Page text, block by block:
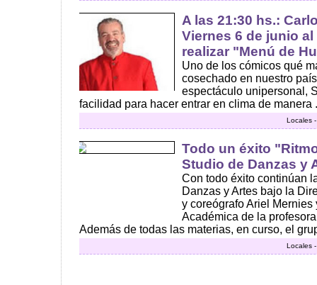
A las 21:30 hs.:
Viernes 6 de junio
realizar "Menú de
Uno de los cómicos qué
cosechado en nuestro
espectáculo unipersonal,
facilidad para hacer entrar en clima de manera
Locales
Todo un éxito
Studio de Danzas y
Con todo éxito continúan
Danzas y Artes bajo la
y coreógrafo Ariel
Académica de la
Además de todas las materias, en curso, el
Locales